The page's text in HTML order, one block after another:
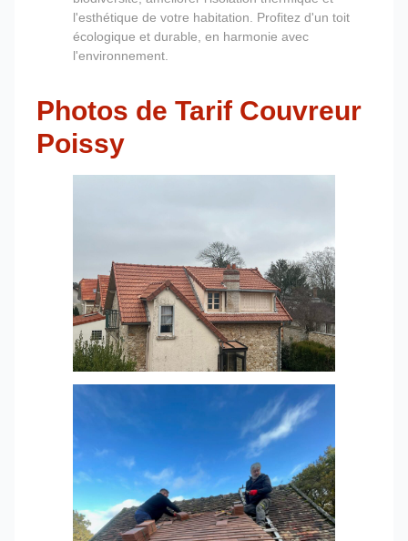
l'esthétique de votre habitation. Profitez d'un toit
écologique et durable, en harmonie avec
l'environnement.
Photos de Tarif Couvreur
Poissy